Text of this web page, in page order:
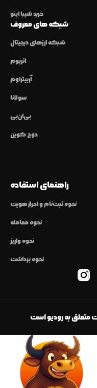
خرید شیبا اینو
شبکه های معروف
شبکه ارزهای دیجیتال
اتریوم
آربیتراوم
سولانا
بی‌ان‌بی
دوج کوین
راهنمای استفاده
نحوه ثبت‌نام و احراز هویت
نحوه معامله
نحوه واریز
نحوه برداشت
متعلق به رودیو است